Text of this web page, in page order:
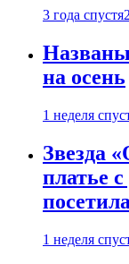
3 года спустя
на осень
1 неделя
Звезда
платье
1 неделя